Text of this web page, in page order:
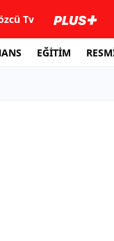
Tv
EĞİTİM